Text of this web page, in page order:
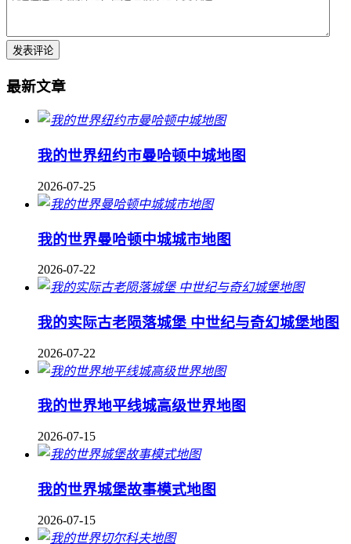
最新文章
我的世界纽约市曼哈顿中城地图
2026-07-25
我的世界曼哈顿中城城市地图
2026-07-22
我的实际古老陨落城堡 中世纪与奇幻城堡地图
2026-07-22
我的世界地平线城高级世界地图
2026-07-15
我的世界城堡故事模式地图
2026-07-15